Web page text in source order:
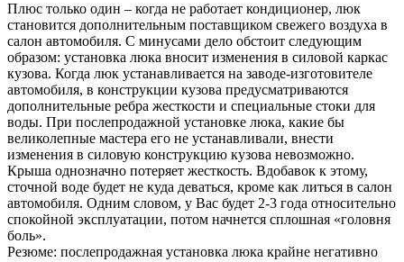
Плюс только один – когда не работает кондиционер, люк
становится дополнительным поставщиком свежего воздуха в
салон автомобиля. С минусами дело обстоит следующим
образом: установка люка вносит изменения в силовой каркас
кузова. Когда люк устанавливается на заводе-изготовителе
автомобиля, в конструкции кузова предусматриваются
дополнительные ребра жесткости и специальные стоки для
воды. При послепродажной установке люка, какие бы
великолепные мастера его не устанавливали, внести
изменения в силовую конструкцию кузова невозможно.
Крыша однозначно потеряет жесткость. Вдобавок к этому,
сточной воде будет не куда деваться, кроме как литься в салон
автомобиля. Одним словом, у Вас будет 2-3 года относительно
спокойной эксплуатации, потом начнется сплошная «головня
боль».
Резюме: послепродажная установка люка крайне негативно